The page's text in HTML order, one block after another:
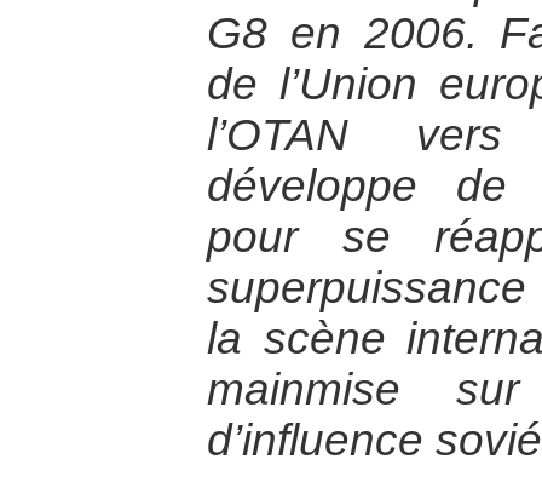
G8 en 2006.
de l’Union
l’OTAN
développe de
pour se
la scène
mainmise sur
d’influence